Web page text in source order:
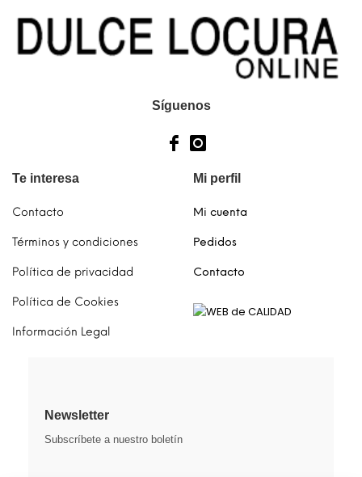
Síguenos
Te interesa
Contacto
Términos y condiciones
Política de privacidad
Política de Cookies
Información Legal
Mi perfil
Mi cuenta
Pedidos
Contacto
Newsletter
Subscríbete a nuestro boletín